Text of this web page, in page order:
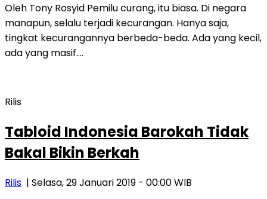
Oleh Tony Rosyid Pemilu curang, itu biasa. Di negara
manapun, selalu terjadi kecurangan. Hanya saja,
tingkat kecurangannya berbeda-beda. Ada yang kecil,
ada yang masif….
Rilis
Tabloid Indonesia Barokah Tidak
Bakal Bikin Berkah
Rilis | Selasa, 29 Januari 2019 - 00:00 WIB